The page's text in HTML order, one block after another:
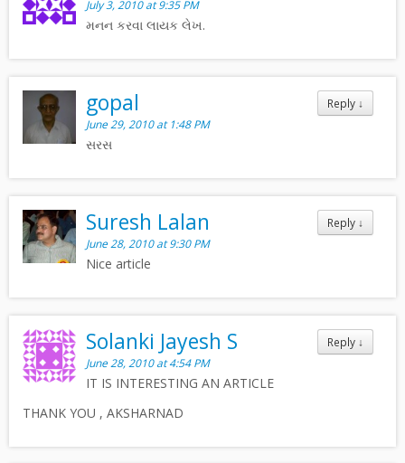
July 3, 2010 at 9:35 PM
મનન કરવા લાયક લેખ.
Reply ↓
gopal
June 29, 2010 at 1:48 PM
સરસ
Reply ↓
Suresh Lalan
June 28, 2010 at 9:30 PM
Nice article
Reply ↓
Solanki Jayesh S
June 28, 2010 at 4:54 PM
IT IS INTERESTING AN ARTICLE
THANK YOU , AKSHARNAD